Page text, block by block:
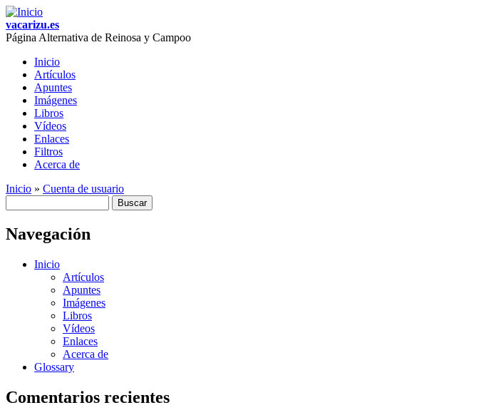
Skip to main content
vacarizu.es
Página Alternativa de Reinosa y Campoo
Main menu
Inicio
Artículos
Apuntes
Imágenes
Libros
Vídeos
Enlaces
Filtros
Acerca de
You are here
Inicio » Cuenta de usuario
Navegación
Inicio
Artículos
Apuntes
Imágenes
Libros
Vídeos
Enlaces
Acerca de
Glossary
Comentarios recientes